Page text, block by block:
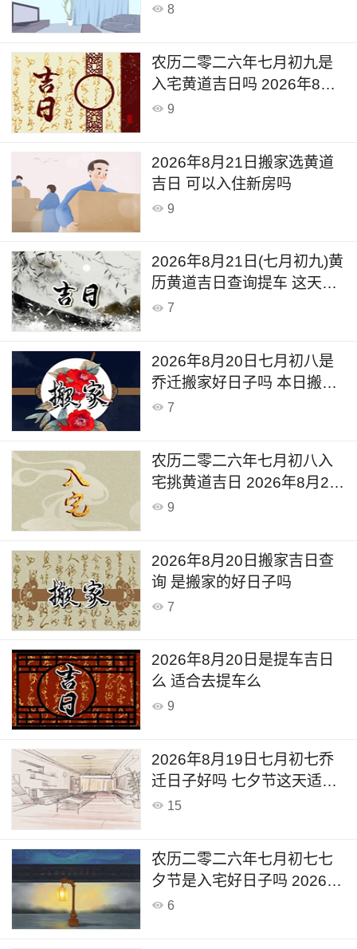
8
农历二零二六年七月初九是
入宅黄道吉日吗 2026年8月
21日可以入宅搬入新家吗
9
2026年8月21日搬家选黄道
吉日 可以入住新房吗
9
2026年8月21日(七月初九)黄
历黄道吉日查询提车 这天日
子好不好
7
2026年8月20日七月初八是
乔迁搬家好日子吗 本日搬家
好么
7
农历二零二六年七月初八入
宅挑黄道吉日 2026年8月20
日是入宅的黄道吉日么
9
2026年8月20日搬家吉日查
询 是搬家的好日子吗
7
2026年8月20日是提车吉日
么 适合去提车么
9
2026年8月19日七月初七乔
迁日子好吗 七夕节这天适合
乔迁新居吗
15
农历二零二六年七月初七七
夕节是入宅好日子吗 2026年
8月19日入宅有什么忌讳呢
6